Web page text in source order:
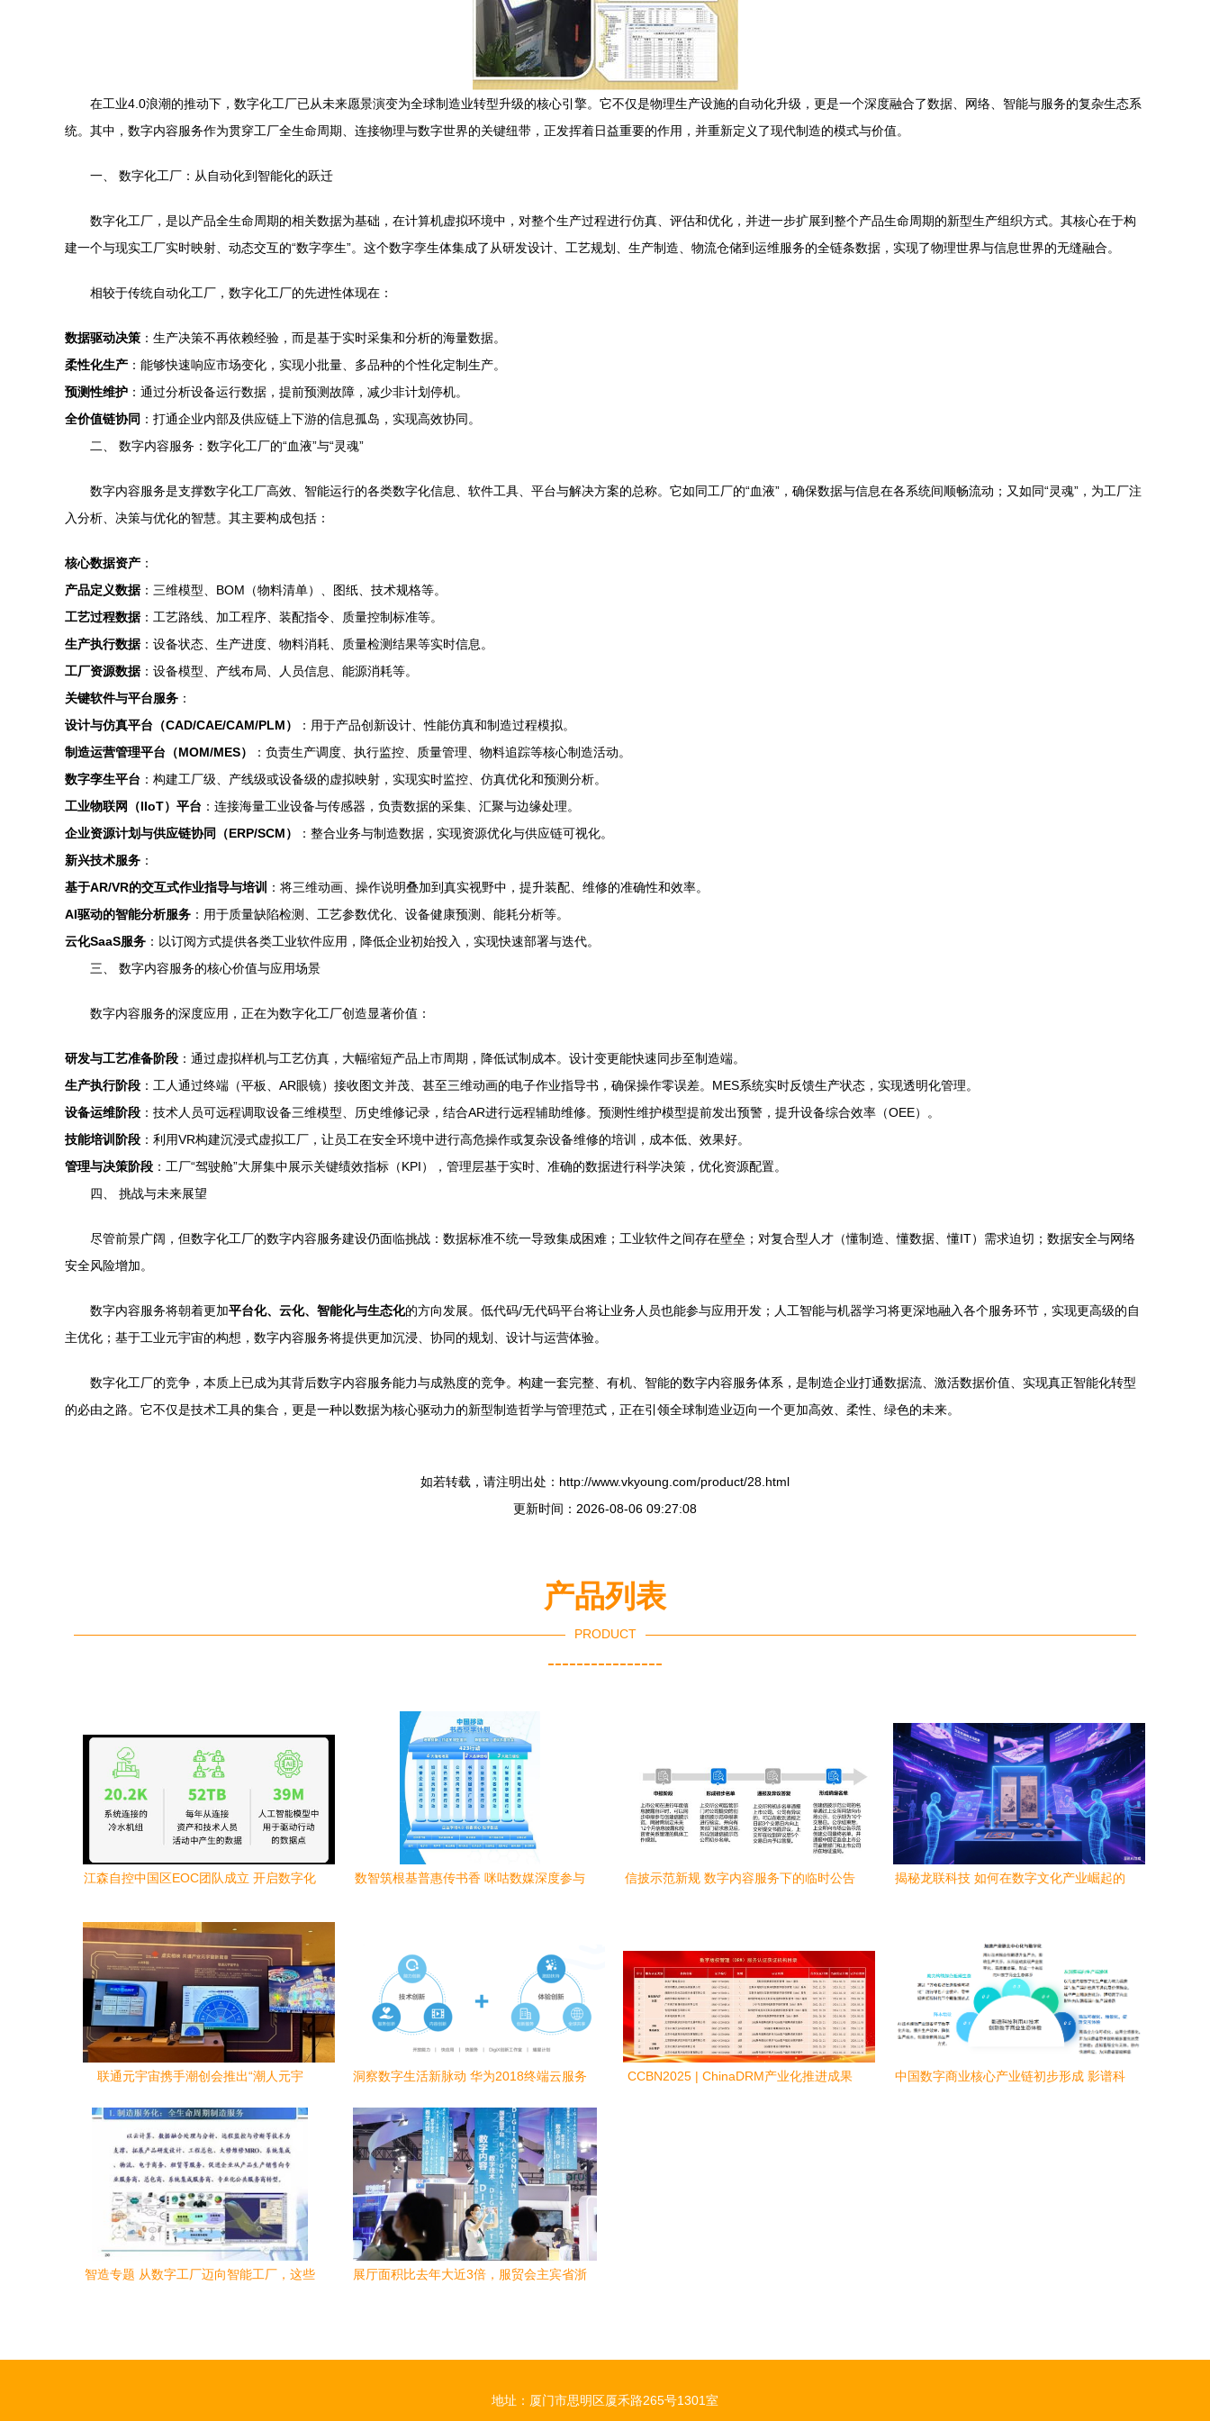
在工业4.0浪潮的推动下，数字化工厂已从未来愿景演变为全球制造业转型升级的核心引擎。它不仅是物理生产设施的自动化升级，更是一个深度融合了数据、网络、智能与服务的复杂生态系
统。其中，数字内容服务作为贯穿工厂全生命周期、连接物理与数字世界的关键纽带，正发挥着日益重要的作用，并重新定义了现代制造的模式与价值。
一、 数字化工厂：从自动化到智能化的跃迁
数字化工厂，是以产品全生命周期的相关数据为基础，在计算机虚拟环境中，对整个生产过程进行仿真、评估和优化，并进一步扩展到整个产品生命周期的新型生产组织方式。其核心在于构
建一个与现实工厂实时映射、动态交互的“数字孪生”。这个数字孪生体集成了从研发设计、工艺规划、生产制造、物流仓储到运维服务的全链条数据，实现了物理世界与信息世界的无缝融合。
相较于传统自动化工厂，数字化工厂的先进性体现在：
数据驱动决策 ：生产决策不再依赖经验，而是基于实时采集和分析的海量数据。
柔性化生产 ：能够快速响应市场变化，实现小批量、多品种的个性化定制生产。
预测性维护 ：通过分析设备运行数据，提前预测故障，减少非计划停机。
全价值链协同 ：打通企业内部及供应链上下游的信息孤岛，实现高效协同。
二、 数字内容服务：数字化工厂的“血液”与“灵魂”
数字内容服务是支撑数字化工厂高效、智能运行的各类数字化信息、软件工具、平台与解决方案的总称。它如同工厂的“血液”，确保数据与信息在各系统间顺畅流动；又如同“灵魂”，为工厂注
入分析、决策与优化的智慧。其主要构成包括：
核心数据资产 ：
产品定义数据：三维模型、BOM（物料清单）、图纸、技术规格等。
工艺过程数据：工艺路线、加工程序、装配指令、质量控制标准等。
生产执行数据：设备状态、生产进度、物料消耗、质量检测结果等实时信息。
工厂资源数据：设备模型、产线布局、人员信息、能源消耗等。
关键软件与平台服务 ：
设计与仿真平台（CAD/CAE/CAM/PLM）
：用于产品创新设计、性能仿真和制造过程模拟。
制造运营管理平台（MOM/MES）
：负责生产调度、执行监控、质量管理、物料追踪等核心制造活动。
数字孪生平台 ：构建工厂级、产线级或设备级的虚拟映射，实现实时监控、仿真优化和预测分析。
工业物联网（IIoT）平台 ：连接海量工业设备与传感器，负责数据的采集、汇聚与边缘处理。
企业资源计划与供应链协同（ERP/SCM）
：整合业务与制造数据，实现资源优化与供应链可视化。
新兴技术服务 ：
基于AR/VR的交互式作业指导与培训
：将三维动画、操作说明叠加到真实视野中，提升装配、维修的准确性和效率。
AI驱动的智能分析服务 ：用于质量缺陷检测、工艺参数优化、设备健康预测、能耗分析等。
云化SaaS服务 ：以订阅方式提供各类工业软件应用，降低企业初始投入，实现快速部署与迭代。
三、 数字内容服务的核心价值与应用场景
数字内容服务的深度应用，正在为数字化工厂创造显著价值：
研发与工艺准备阶段 ：通过虚拟样机与工艺仿真，大幅缩短产品上市周期，降低试制成本。设计变更能快速同步至制造端。
生产执行阶段 ：工人通过终端（平板、AR眼镜）接收图文并茂、甚至三维动画的电子作业指导书，确保操作零误差。MES系统实时反馈生产状态，实现透明化管理。
设备运维阶段 ：技术人员可远程调取设备三维模型、历史维修记录，结合AR进行远程辅助维修。预测性维护模型提前发出预警，提升设备综合效率（OEE）。
技能培训阶段 ：利用VR构建沉浸式虚拟工厂，让员工在安全环境中进行高危操作或复杂设备维修的培训，成本低、效果好。
管理与决策阶段 ：工厂“驾驶舱”大屏集中展示关键绩效指标（KPI），管理层基于实时、准确的数据进行科学决策，优化资源配置。
四、 挑战与未来展望
尽管前景广阔，但数字化工厂的数字内容服务建设仍面临挑战：数据标准不统一导致集成困难；工业软件之间存在壁垒；对复合型人才（懂制造、懂数据、懂IT）需求迫切；数据安全与网络
安全风险增加。
数字内容服务将朝着更加平台化、云化、智能化与生态化的方向发展。低代码/无代码平台将让业务人员也能参与应用开发；人工智能与机器学习将更深地融入各个服务环节，实现更高级的自
主优化；基于工业元宇宙的构想，数字内容服务将提供更加沉浸、协同的规划、设计与运营体验。
数字化工厂的竞争，本质上已成为其背后数字内容服务能力与成熟度的竞争。构建一套完整、有机、智能的数字内容服务体系，是制造企业打通数据流、激活数据价值、实现真正智能化转型
的必由之路。它不仅是技术工具的集合，更是一种以数据为核心驱动力的新型制造哲学与管理范式，正在引领全球制造业迈向一个更加高效、柔性、绿色的未来。
如若转载，请注明出处：http://www.vkyoung.com/product/28.html
更新时间：2026-08-06 09:27:08
产品列表
PRODUCT
----------------
江森自控中国区EOC团队成立 开启数字化
数智筑根基普惠传书香 咪咕数媒深度参与
信披示范新规 数字内容服务下的临时公告
揭秘龙联科技 如何在数字文化产业崛起的
联通元宇宙携手潮创会推出“潮人元宇
洞察数字生活新脉动 华为2018终端云服务
CCBN2025 | ChinaDRM产业化推进成果
中国数字商业核心产业链初步形成 影谱科
智造专题 从数字工厂迈向智能工厂，这些
展厅面积比去年大近3倍，服贸会主宾省浙
地址：厦门市思明区厦禾路265号1301室